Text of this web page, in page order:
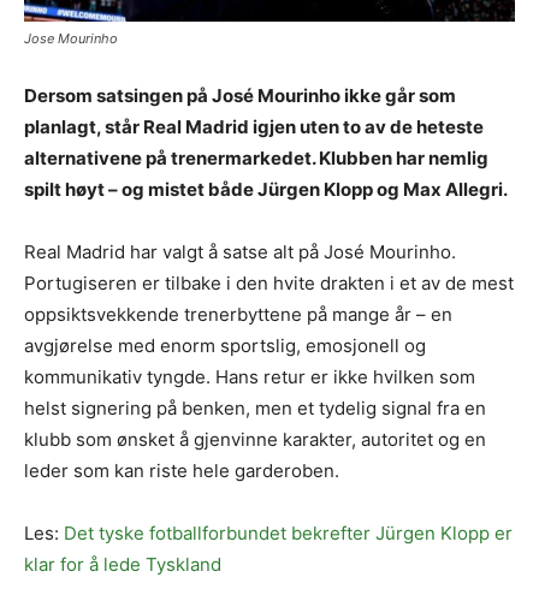
Jose Mourinho
Dersom satsingen på José Mourinho ikke går som
planlagt, står Real Madrid igjen uten to av de heteste
alternativene på trenermarkedet. Klubben har nemlig
spilt høyt – og mistet både Jürgen Klopp og Max Allegri.
Real Madrid har valgt å satse alt på José Mourinho.
Portugiseren er tilbake i den hvite drakten i et av de mest
oppsiktsvekkende trenerbyttene på mange år – en
avgjørelse med enorm sportslig, emosjonell og
kommunikativ tyngde. Hans retur er ikke hvilken som
helst signering på benken, men et tydelig signal fra en
klubb som ønsket å gjenvinne karakter, autoritet og en
leder som kan riste hele garderoben.
Les: Det tyske fotballforbundet bekrefter Jürgen Klopp er
klar for å lede Tyskland